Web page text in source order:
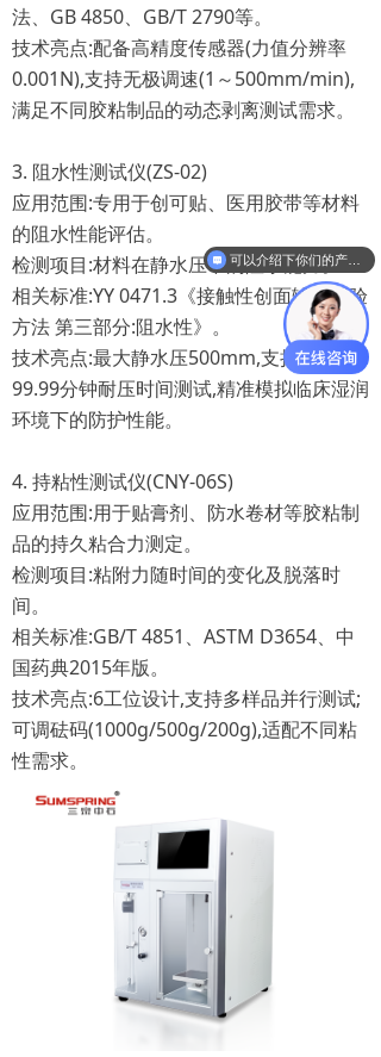
法、GB 4850、GB/T 2790等。
技术亮点:配备高精度传感器(力值分辨率
0.001N),支持无极调速(1～500mm/min),
满足不同胶粘制品的动态剥离测试需求。
3. 阻水性测试仪(ZS-02)
应用范围:专用于创可贴、医用胶带等材料
的阻水性能评估。
检测项目:材料在静水压下的阻水能力。
相关标准:YY 0471.3《接触性创面辅料试验
方法 第三部分:阻水性》。
技术亮点:最大静水压500mm,支持0～
99.99分钟耐压时间测试,精准模拟临床湿润
环境下的防护性能。
4. 持粘性测试仪(CNY-06S)
应用范围:用于贴膏剂、防水卷材等胶粘制
品的持久粘合力测定。
检测项目:粘附力随时间的变化及脱落时
间。
相关标准:GB/T 4851、ASTM D3654、中
国药典2015年版。
技术亮点:6工位设计,支持多样品并行测试;
可调砝码(1000g/500g/200g),适配不同粘
性需求。
可以介绍下你们的产品么